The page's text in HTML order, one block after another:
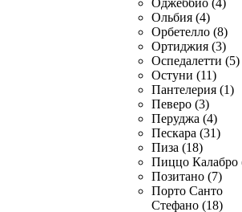
Оджеббио (4)
Ольбия (4)
Орбетелло (8)
Ортиджия (3)
Оспедалетти (5)
Остуни (11)
Пантелерия (1)
Певеро (3)
Перуджа (4)
Пескара (31)
Пиза (18)
Пиццо Калабро
Позитано (7)
Порто Санто
Стефано (18)